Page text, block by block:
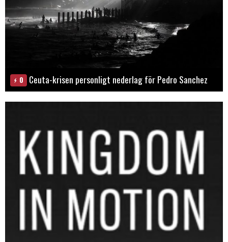
0 Ceuta-krisen personligt nederlag för Pedro Sanchez